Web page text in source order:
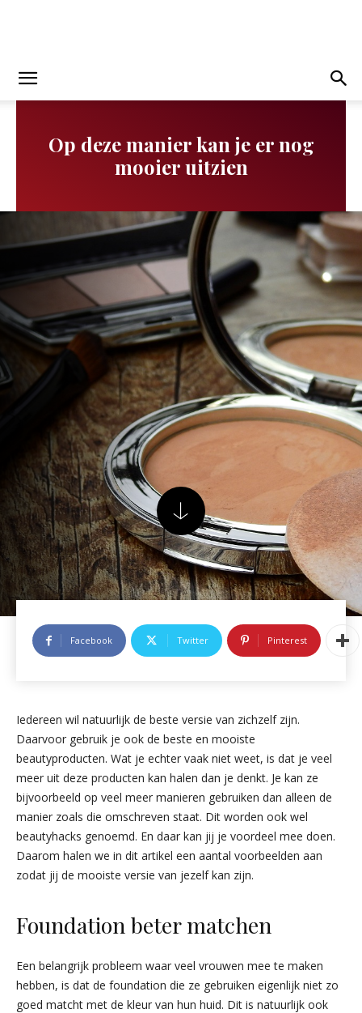
Op deze manier kan je er nog
mooier uitzien
Facebook Twitter Pinterest
Iedereen wil natuurlijk de beste versie van zichzelf zijn.
Daarvoor gebruik je ook de beste en mooiste
beautyproducten. Wat je echter vaak niet weet, is dat je veel
meer uit deze producten kan halen dan je denkt. Je kan ze
bijvoorbeeld op veel meer manieren gebruiken dan alleen de
manier zoals die omschreven staat. Dit worden ook wel
beautyhacks genoemd. En daar kan jij je voordeel mee doen.
Daarom halen we in dit artikel een aantal voorbeelden aan
zodat jij de mooiste versie van jezelf kan zijn.
Foundation beter matchen
Een belangrijk probleem waar veel vrouwen mee te maken
hebben, is dat de foundation die ze gebruiken eigenlijk niet zo
goed matcht met de kleur van hun huid. Dit is natuurlijk ook